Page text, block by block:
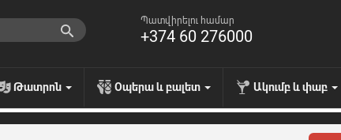
Պատվիրելու համար
+374 60 276000
Թատրոն Օպերա և բալետ Ակումբ և փաբ